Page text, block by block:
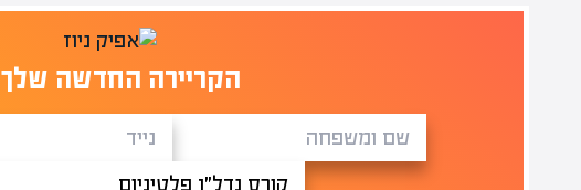
הקריירה החדשה